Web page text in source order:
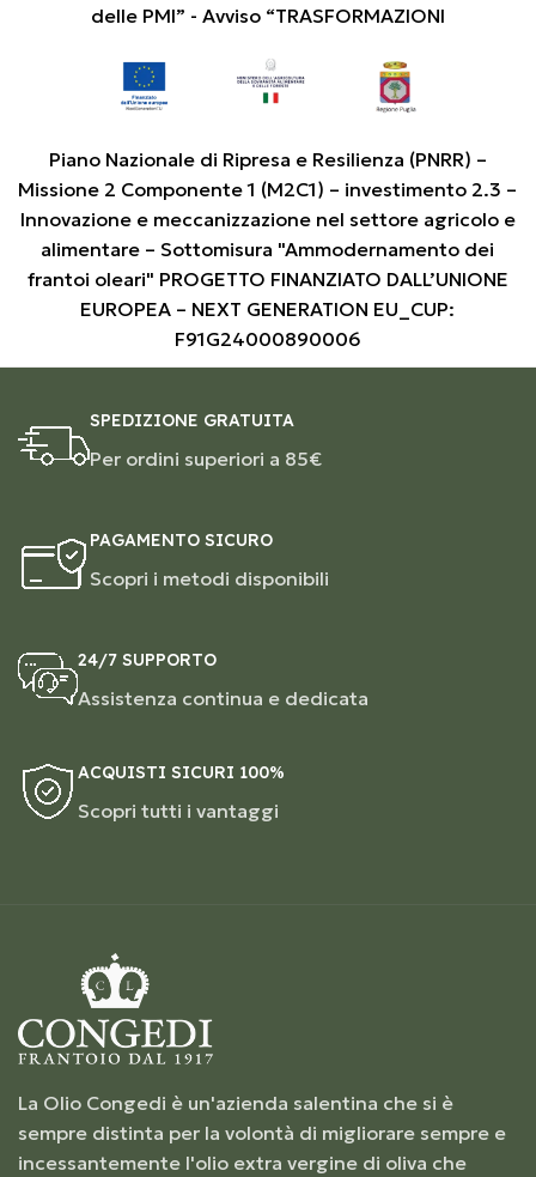
delle PMI” - Avviso “TRASFORMAZIONI
Piano Nazionale di Ripresa e Resilienza (PNRR) –
Missione 2 Componente 1 (M2C1) – investimento 2.3 –
Innovazione e meccanizzazione nel settore agricolo e
alimentare – Sottomisura "Ammodernamento dei
frantoi oleari" PROGETTO FINANZIATO DALL’UNIONE
EUROPEA – NEXT GENERATION EU_CUP:
F91G24000890006
SPEDIZIONE GRATUITA
Per ordini superiori a 85€
PAGAMENTO SICURO
Scopri i metodi disponibili
24/7 SUPPORTO
Assistenza continua e dedicata
ACQUISTI SICURI 100%
Scopri tutti i vantaggi
La Olio Congedi è un'azienda salentina che si è
sempre distinta per la volontà di migliorare sempre e
incessantemente l'olio extra vergine di oliva che